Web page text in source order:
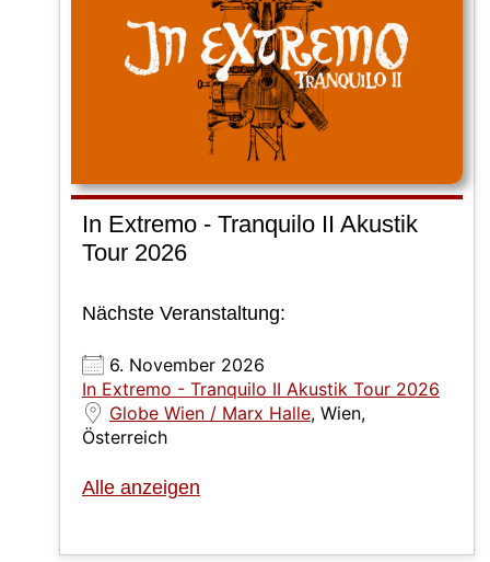
In Extremo - Tranquilo II Akustik
Tour 2026
Nächste Veranstaltung:
6. November 2026
In Extremo - Tranquilo II Akustik Tour 2026
Globe Wien / Marx Halle, Wien,
Österreich
Alle anzeigen